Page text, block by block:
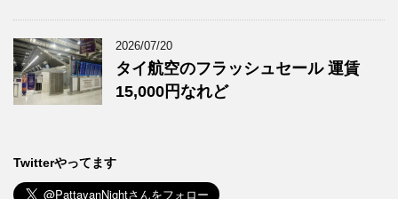
2026/07/20
タイ航空のフラッシュセール 運賃
15,000円なれど
Twitterやってます